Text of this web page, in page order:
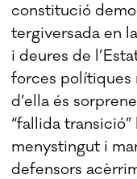
constitució
tergiversada en
i deures de
forces polítiques
d’ella és
“fallida transició”
menystingut i
defensors